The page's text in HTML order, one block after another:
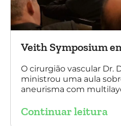
Veith Symposium
O cirurgião vascular Dr.
ministrou uma aula
aneurisma com
Continuar leitura